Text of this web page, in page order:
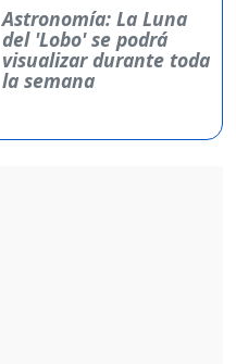
Astronomía: La Luna
del 'Lobo' se podrá
visualizar durante toda
la semana